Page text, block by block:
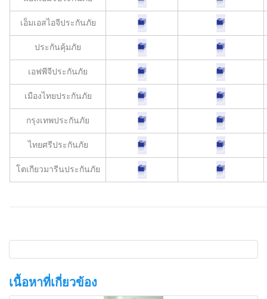
เอ็มเอสไอจีประกันภัย
ประกันคุ้มภัย
เอฟพีจีประกันภัย
เมืองไทยประกันภัย
กรุงเทพประกันภัย
ไทยศรีประกันภัย
โตเกียวมารีนประกันภัย
เนื้อหาที่เกี่ยวข้อง